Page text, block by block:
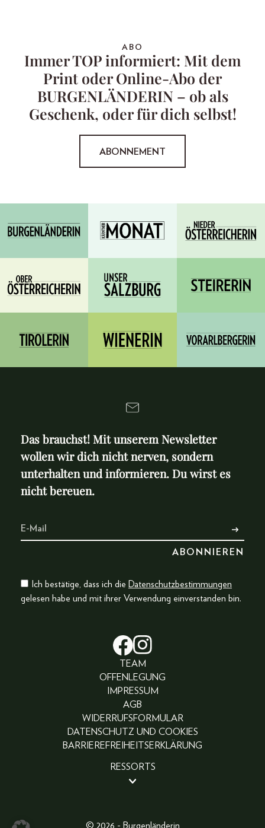
ABO
Immer TOP informiert: Mit dem
Print oder Online-Abo der
BURGENLÄNDERIN – ob als
Geschenk, oder für dich selbst!
ABONNEMENT
Das brauchst! Mit unserem Newsletter
wollen wir dich nicht nerven, sondern
unterhalten und informieren. Du wirst es
nicht bereuen.
Ich bestätige, dass ich die Datenschutzbestimmungen
gelesen habe und mit ihrer Verwendung einverstanden bin.
TEAM
OFFENLEGUNG
IMPRESSUM
AGB
WIDERRUFSFORMULAR
DATENSCHUTZ UND COOKIES
BARRIEREFREIHEITSERKLÄRUNG
RESSORTS
© 2026 - Burgenländerin